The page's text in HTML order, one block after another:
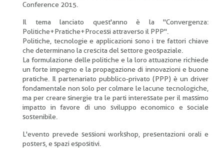
Conference 2015.
Il tema lanciato quest'anno è la "Convergenza:
Politiche+Pratiche+Processi attraverso il PPP".
Politiche, tecnologie e applicazioni sono i tre fattori chiave
che determinano la crescita del settore geospaziale.
La formulazione delle politiche e la loro attuazione richiede
un forte impegno e la propagazione di innovazioni e buone
pratiche. Il partenariato pubblico-privato (PPP) è un driver
fondamentale non solo per colmare le lacune tecnologiche,
ma per creare sinergie tra le parti interessate per il massimo
impatto in favore di uno sviluppo economico e sociale
sostenibile.
L'evento prevede sessioni workshop, presentazioni orali e
posters, e spazi espositivi.